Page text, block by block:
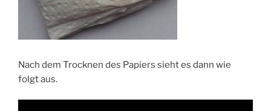
Nach dem Trocknen des Papiers sieht es dann wie
folgt aus.